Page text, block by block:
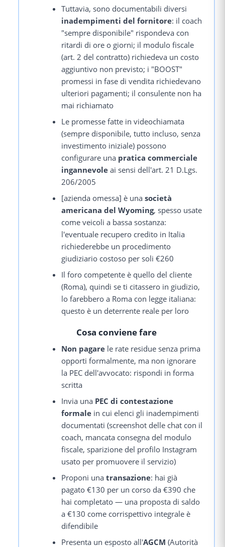
Tuttavia, sono documentabili diversi
inadempimenti del fornitore: il coach
"sempre disponibile" rispondeva con
ritardi di ore o giorni; il modulo fiscale
(art. 2 del contratto) richiedeva un costo
aggiuntivo non previsto; i "BOOST"
promessi in fase di vendita richiedevano
ulteriori pagamenti; il consulente non ha
mai richiamato
Le promesse fatte in videochiamata
(sempre disponibile, tutto incluso, senza
investimento iniziale) possono
configurare una pratica commerciale
ingannevole ai sensi dell'art. 21 D.Lgs.
206/2005
[azienda omessa] è unasocietà
americana del Wyoming, spesso usate
come veicoli a bassa sostanza:
l'eventuale recupero credito in Italia
richiederebbe un procedimento
giudiziario costoso per soli €260
Il foro competente è quello del cliente
(Roma), quindi se ti citassero in giudizio,
lo farebbero a Roma con legge italiana:
questo è un deterrente reale per loro
Cosa conviene fare
Non pagare le rate residue senza prima
opporti formalmente, ma non ignorare
la PEC dell'avvocato: rispondi in forma
scritta
Invia una PEC di contestazione
formale in cui elenci gli inadempimenti
documentati (screenshot delle chat con il
coach, mancata consegna del modulo
fiscale, sparizione del profilo Instagram
usato per promuovere il servizio)
Proponi unatransazione: hai già
pagato €130 per un corso da €390 che
hai completato — una proposta di saldo
a €130 come corrispettivo integrale è
difendibile
Presenta un esposto all'AGCM (Autorità